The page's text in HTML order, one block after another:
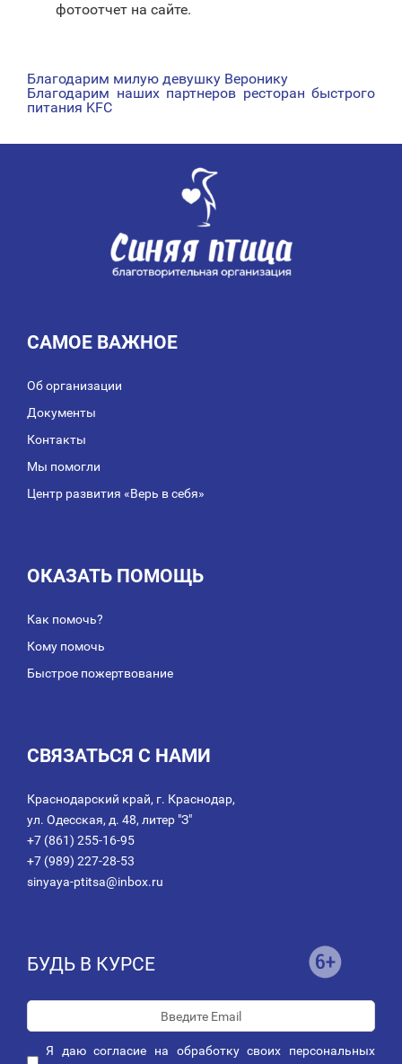
фотоотчет на сайте.
НАВИГАЦИЯ
ПО
Благодарим милую девушку Веронику
Благодарим наших партнеров ресторан быстрого
питания KFC
САМОЕ ВАЖНОЕ
Об организации
Документы
Контакты
Мы помогли
Центр развития «Верь в себя»
ОКАЗАТЬ ПОМОЩЬ
Как помочь?
Кому помочь
Быстрое пожертвование
СВЯЗАТЬСЯ С НАМИ
Краснодарский край, г. Краснодар,
ул. Одесская, д. 48, литер "З"
+7 (861) 255-16-95
+7 (989) 227-28-53
sinyaya-ptitsa@inbox.ru
БУДЬ В КУРСЕ
Я даюсогласие на обработку своих персональных